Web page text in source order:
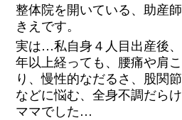
整体院を開いている、助産
きえです。
実は…私自身４人目出産後、
年以上経っても、腰痛や肩こ
り、慢性的なだるさ、股関
などに悩む、全身不調だら
ママでした…